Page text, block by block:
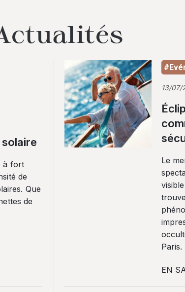
à fort
de
Que
de
13/07/
Le
Paris.
EN